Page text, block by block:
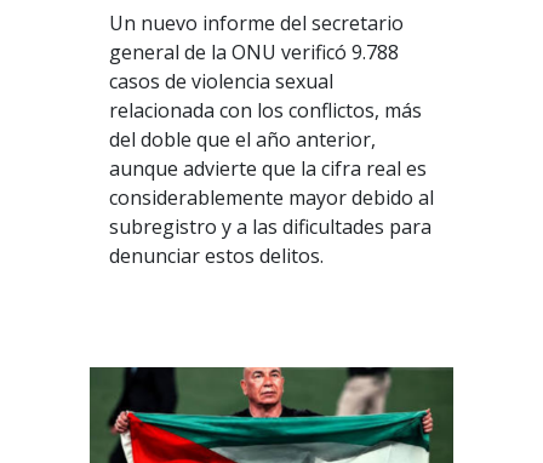
Un nuevo informe del secretario
general de la ONU verificó 9.788
casos de violencia sexual
relacionada con los conflictos, más
del doble que el año anterior,
aunque advierte que la cifra real es
considerablemente mayor debido al
subregistro y a las dificultades para
denunciar estos delitos.